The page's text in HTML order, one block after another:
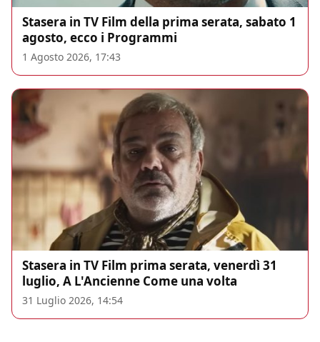
Stasera in TV Film della prima serata, sabato 1
agosto, ecco i Programmi
1 Agosto 2026, 17:43
Stasera in TV Film prima serata, venerdì 31
luglio, A L'Ancienne Come una volta
31 Luglio 2026, 14:54